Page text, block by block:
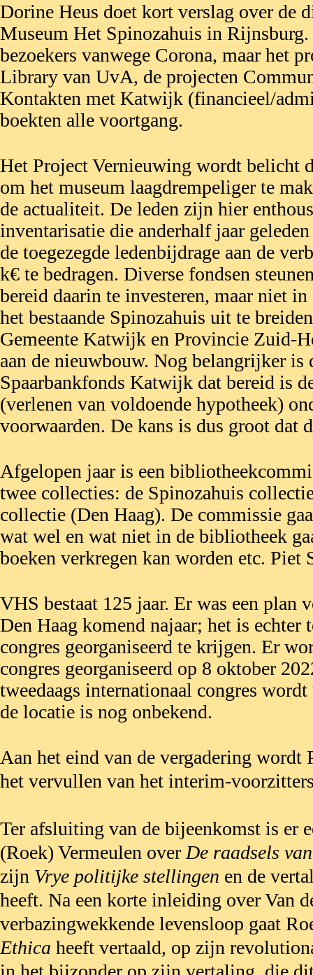
Dorine Heus doet kort verslag over de
Museum Het Spinozahuis in
bezoekers vanwege Corona, maar het
Library van UvA, de projecten
Kontakten met Katwijk (financieel/
boekten alle voortgang.
Het Project Vernieuwing wordt belicht
om het museum laagdrempeliger te
de actualiteit. De leden zijn hier
inventarisatie die anderhalf jaar
de toegezegde ledenbijdrage aan de
k€ te bedragen. Diverse fondsen
bereid daarin te investeren, maar niet
het bestaande Spinozahuis uit te
Gemeente Katwijk en Provincie Zuid-
aan de nieuwbouw. Nog belangrijker is
Spaarbankfonds Katwijk dat bereid is
(verlenen van voldoende hypotheek)
voorwaarden. De kans is dus groot dat
Afgelopen jaar is een
twee collecties: de Spinozahuis
collectie (Den Haag). De commissie
wat wel en wat niet in de bibliotheek
boeken verkregen kan worden etc. Piet
VHS bestaat 125 jaar. Er was een plan
Den Haag komend najaar; het is echter
congres georganiseerd te krijgen. Er
congres georganiseerd op 8 oktober
tweedaags internationaal congres
de locatie is nog onbekend.
Aan het eind van de vergadering wordt
het vervullen van het interim-
Ter afsluiting van de bijeenkomst is er
(Roek) Vermeulen over De raadsels
zijn Vrye politijke stellingen en de
heeft. Na een korte inleiding over Van
verbazingwekkende levensloop gaat
Ethica heeft vertaald, op zijn